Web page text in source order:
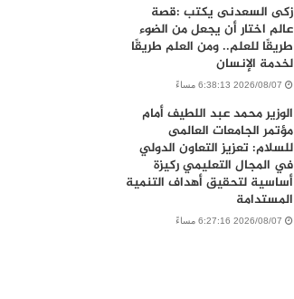
زكى السعدنى يكتب :قصة
عالم اختار أن يجعل من الضوء
طريقًا للعلم.. ومن العلم طريقًا
لخدمة الإنسان
2026/08/07 6:38:13 مساءً
الوزير محمد عبد اللطيف أمام
مؤتمر الجامعات العالمى
للسلام: تعزيز التعاون الدولي
في المجال التعليمي ركيزة
أساسية لتحقيق أهداف التنمية
المستدامة
2026/08/07 6:27:16 مساءً